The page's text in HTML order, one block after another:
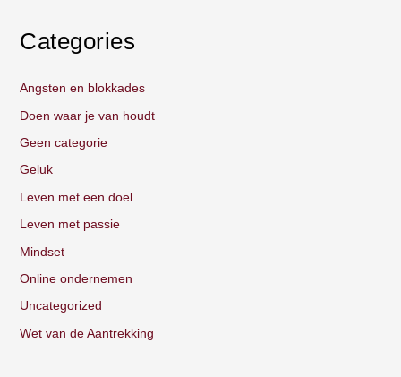
Categories
Angsten en blokkades
Doen waar je van houdt
Geen categorie
Geluk
Leven met een doel
Leven met passie
Mindset
Online ondernemen
Uncategorized
Wet van de Aantrekking